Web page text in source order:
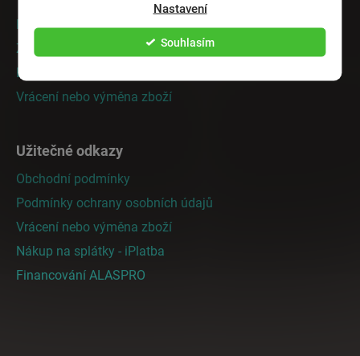
Nastavení
Souhlasím
Rady a tipy
Zakázková výroba
Doprava a platba
Vrácení nebo výměna zboží
Užitečné odkazy
Obchodní podmínky
Podmínky ochrany osobních údajů
Vrácení nebo výměna zboží
Nákup na splátky - iPlatba
Financování ALASPRO